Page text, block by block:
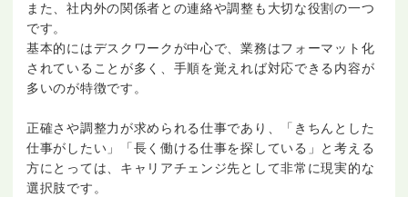
また、社内外の関係者との連絡や調整も大切な役割の一つ
です。
基本的にはデスクワークが中心で、業務はフォーマット化
されていることが多く、手順を覚えれば対応できる内容が
多いのが特徴です。
正確さや調整力が求められる仕事であり、「きちんとした
仕事がしたい」「長く働ける仕事を探している」と考える
方にとっては、キャリアチェンジ先として非常に現実的な
選択肢です。